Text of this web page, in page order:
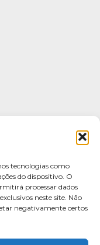
tecnologias como
do dispositivo. O
processar dados
neste site. Não
negativamente certos